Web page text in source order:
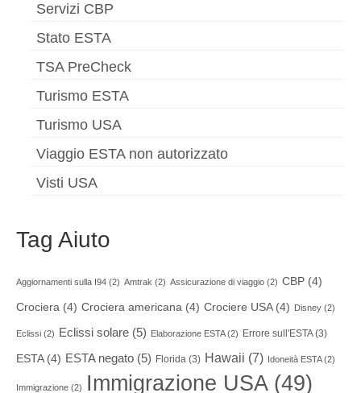
Servizi CBP
Stato ESTA
TSA PreCheck
Turismo ESTA
Turismo USA
Viaggio ESTA non autorizzato
Visti USA
Tag Aiuto
Aggiornamenti sulla I94 (2) Amtrak (2) Assicurazione di viaggio (2) CBP (4)
Crociera (4) Crociera americana (4) Crociere USA(4) Disney (2)
Eclissi (2) Eclissi solare (5) Elaborazione ESTA(2) Errore sull'ESTA(3)
ESTA(4) ESTA negato (5) Florida (3) Hawaii (7) Idoneità ESTA(2)
Immigrazione (2) Immigrazione USA(49)